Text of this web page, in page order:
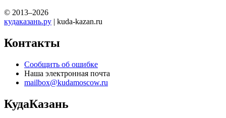
© 2013–2026
кудаказань.ру | kuda-kazan.ru
Контакты
Сообщить об ошибке
Наша электронная почта
mailbox@kudamoscow.ru
КудаКазань